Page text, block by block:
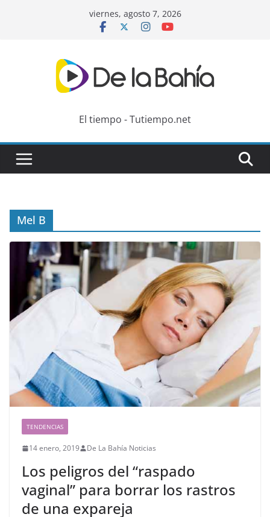
viernes, agosto 7, 2026
El tiempo - Tutiempo.net
Mel B
TENDENCIAS
14 enero, 2019 De La Bahía Noticias
Los peligros del “raspado
vaginal” para borrar los rastros
de una expareja